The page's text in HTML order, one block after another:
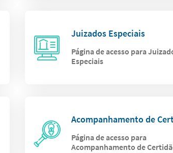
Juizados Especiais
Página de acesso para
Especiais
Acompanhamento de
Página de acesso para
Acompanhamento de